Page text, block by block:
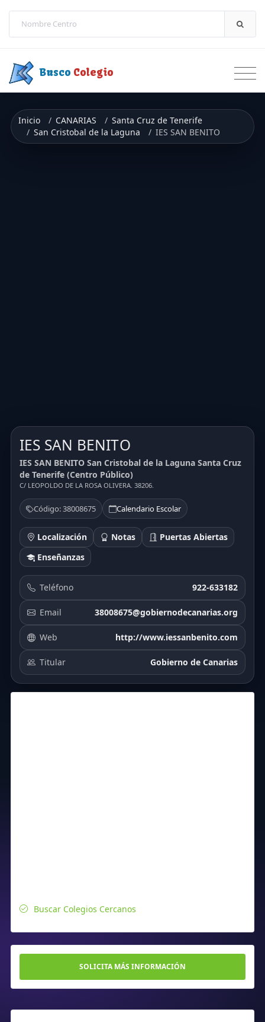
Busco Colegio
Inicio CANARIAS
Santa Cruz de Tenerife
San Cristobal de la Laguna
IES SAN BENITO
IES SAN BENITO
IES SAN BENITO San Cristobal de la Laguna Santa Cruz
de Tenerife (Centro Público)
C/ LEOPOLDO DE LA ROSA OLIVERA. 38206.
Código: 38008675 Calendario Escolar
Localización Notas
Puertas Abiertas
Enseñanzas
Teléfono 922-633182
Email 38008675@gobiernodecanarias.org
Web http://www.iessanbenito.com
Titular Gobierno de Canarias
Buscar Colegios Cercanos
SOLICITA MÁS INFORMACIÓN